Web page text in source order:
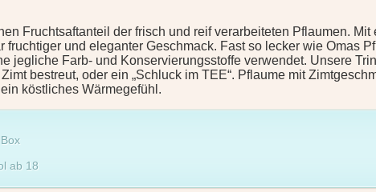
Fruchtsaftanteil der frisch und reif verarbeiteten Pflaumen.
und eleganter Geschmack. Fast so lecker wie Omas
jegliche Farb- und Konservierungsstoffe verwendet. Unsere
bestreut, oder ein „Schluck im TEE“. Pflaume mit
köstliches Wärmegefühl.
ab 18